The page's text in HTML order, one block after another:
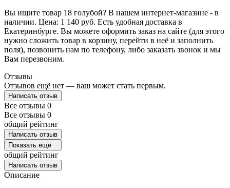
Вы ищите товар 18 голубой? В нашем интернет-магазине - в
наличии. Цена: 1 140 руб. Есть удобная доставка в
Екатеринбурге. Вы можете оформить заказ на сайте (для этого
нужно сложить товар в корзину, перейти в неё и заполнить
поля), позвонить нам по телефону, либо заказать звонок и мы
Вам перезвоним.
Отзывы
Отзывов ещё нет — ваш может стать первым.
Написать отзыв
Все отзывы 0
Все отзывы 0
общий рейтинг
Написать отзыв
Показать ещё
общий рейтинг
Написать отзыв
Описание